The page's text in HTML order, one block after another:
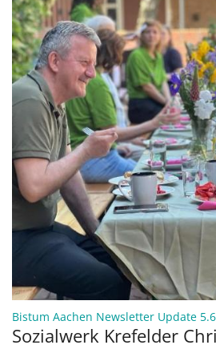
Bistum Aachen Newsletter Update
Sozialwerk Krefelder